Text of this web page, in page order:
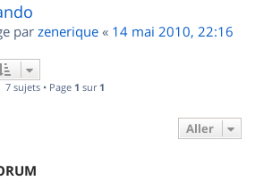
par zenerique « 14 mai 2010, 22:16
7 sujets • Page 1 sur 1
Aller